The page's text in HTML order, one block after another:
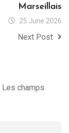
Marseillais
25 June 2026
Next Post
Les champs